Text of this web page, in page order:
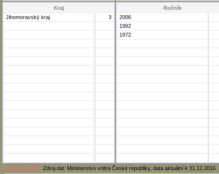
Kraj
Jihomoravský kraj
3
Ročník
2006
1992
1972
Verze pro tisk Zdroj dat: Ministerstvo vnitra České republiky, data aktuální k 31.12.2016